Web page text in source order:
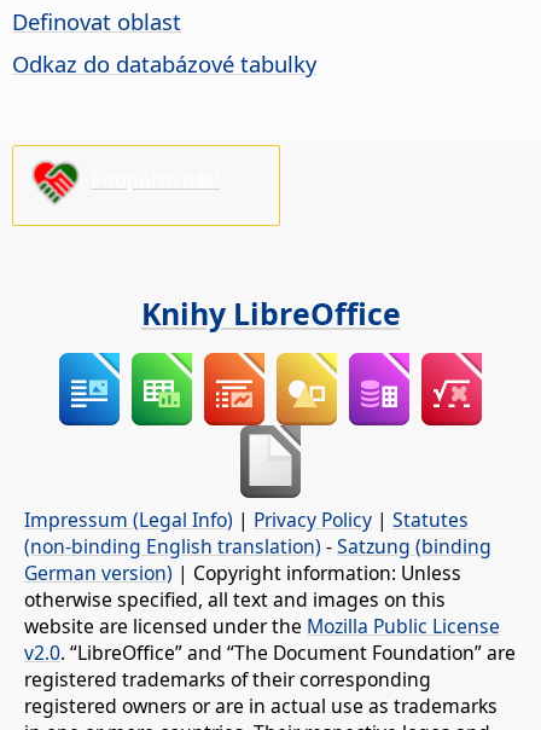
Definovat oblast
Odkaz do databázové tabulky
Knihy LibreOffice
Impressum (Legal Info) | Privacy Policy | Statutes
(non-binding English translation) -Satzung (binding
German version) | Copyright information: Unless
otherwise specified, all text and images on this
website are licensed under the Mozilla Public License
v2.0. “LibreOffice” and “The Document Foundation” are
registered trademarks of their corresponding
registered owners or are in actual use as trademarks